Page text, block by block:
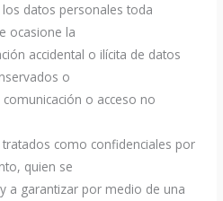
datos personales toda
ocasione la
accidental o ilícita de datos
o
o acceso no
como confidenciales por
quien se
a garantizar por medio de una